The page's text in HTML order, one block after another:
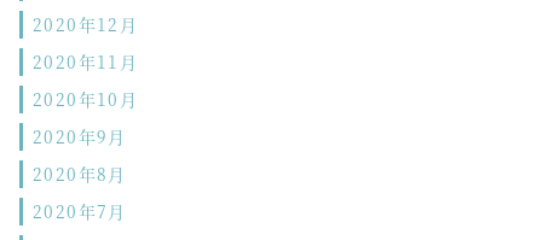
2020年12月
2020年11月
2020年10月
2020年9月
2020年8月
2020年7月